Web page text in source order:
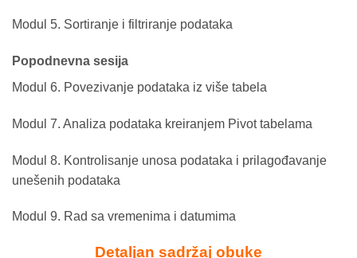
Modul 5. Sortiranje i filtriranje podataka
Popodnevna sesija
Modul 6. Povezivanje podataka iz više tabela
Modul 7. Analiza podataka kreiranjem Pivot tabelama
Modul 8. Kontrolisanje unosa podataka i prilagođavanje
unešenih podataka
Modul 9. Rad sa vremenima i datumima
Detaljan sadržaj obuke